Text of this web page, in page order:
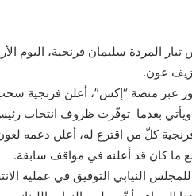
تيار المردة سليمان فرنجية، اليوم
عون.
عبر منصة “إكس”، أعلن فرنجية سحب
ويأتي بعدما توفّرت ظروف انتخاب
كلّ من اقترع له، أعلن دعمه
ما كان قد أعلنه في مواقف سابقة.
النيابي التوفيق في عملية